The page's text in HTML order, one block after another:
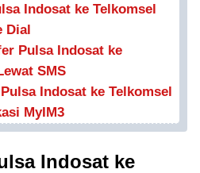
Indosat ke Telkomsel
Dial
Pulsa Indosat ke
SMS
Indosat ke Telkomsel
MyIM3
Indosat ke